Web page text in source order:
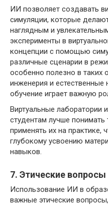
ИИ позволяет создавать
симуляции, которые
наглядным и
эксперименты в
концепции с помощью
различные сценарии в
особенно полезно в таких
инженерия и естественные
обучение играет важную
Виртуальные лаборатории
студентам лучше понимать
применять их на практике,
глубокому усвоению
навыков.
7. Этические
Использование ИИ в
важные этические